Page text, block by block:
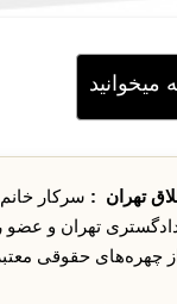
میخوانید
تهران :
دادگستری تهران و
از چهره‌های حقوقی